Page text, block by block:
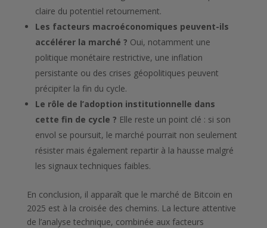
claire du potentiel retournement.
Les facteurs macroéconomiques peuvent-ils
accélérer la marché ? Oui, notamment une
politique monétaire restrictive, une inflation
persistante ou des crises géopolitiques peuvent
précipiter la fin du cycle.
Le rôle de l’adoption institutionnelle dans
cette fin de cycle ? Elle reste un point clé : si son
envol se poursuit, le marché pourrait non seulement
résister mais également repartir à la hausse malgré
les signaux techniques faibles.
En conclusion, il apparaît que le marché de Bitcoin en
2025 est à la croisée des chemins. La lecture attentive
de l’analyse technique, combinée aux facteurs